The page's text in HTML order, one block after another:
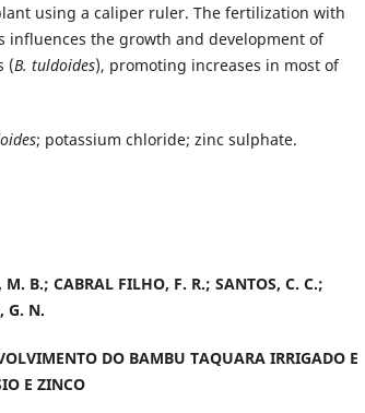
using a caliper ruler. The fertilization with
influences the growth and development of
(B. tuldoides), promoting increases in most of
; potassium chloride; zinc sulphate.
B.; CABRAL FILHO, F. R.; SANTOS, C. C.;
G. N.
DO BAMBU TAQUARA IRRIGADO E
E ZINCO